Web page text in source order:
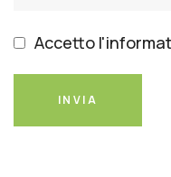
Accetto
INVIA